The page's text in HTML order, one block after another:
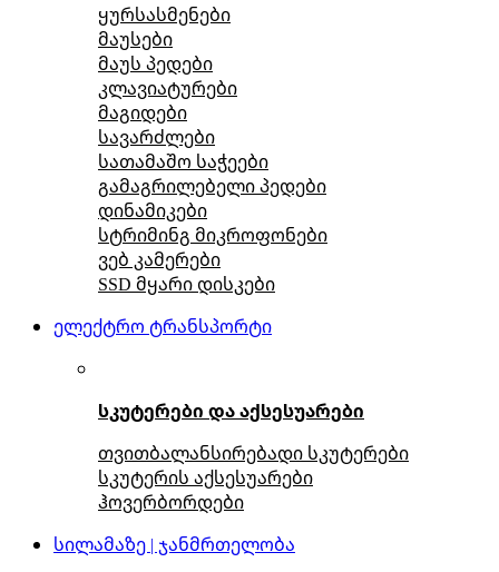
ყურსასმენები
მაუსები
მაუს პედები
კლავიატურები
მაგიდები
სავარძლები
სათამაშო საჭეები
გამაგრილებელი პედები
დინამიკები
სტრიმინგ მიკროფონები
ვებ კამერები
SSD მყარი დისკები
ელექტრო ტრანსპორტი
სკუტერები და აქსესუარები
თვითბალანსირებადი სკუტერები
სკუტერის აქსესუარები
ჰოვერბორდები
სილამაზე | ჯანმრთელობა